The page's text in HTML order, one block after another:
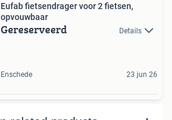
Eufab fietsendrager voor 2 fietsen,
opvouwbaar
Gereserveerd Details
Enschede 23 jun 26